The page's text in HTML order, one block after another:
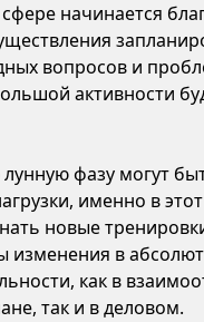
начинается
вопросов и
активности
фазу могут
именно в
новые
изменения в
как в
так и в деловом.